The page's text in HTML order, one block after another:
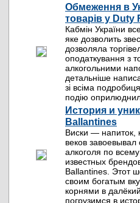
Обмеження в
товарів у Duty
Кабмін України
яке дозволить
дозволяла
оподаткування з
алкогольними
детальніше
зі всіма
подію
История и
Ballantines
Виски — напиток,
веков
алкоголя по
известных
Ballantines. Этот
своим богатым
корнями в
погрузимся в